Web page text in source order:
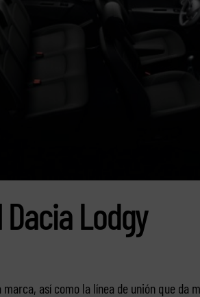
Lodgy
así como la línea de unión que da